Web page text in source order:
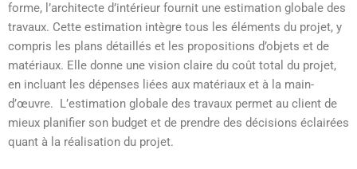
forme, l’architecte d’intérieur fournit une estimation globale des
travaux. Cette estimation intègre tous les éléments du projet, y
compris les plans détaillés et les propositions d’objets et de
matériaux. Elle donne une vision claire du coût total du projet,
en incluant les dépenses liées aux matériaux et à la main-
d’œuvre. L’estimation globale des travaux permet au client de
mieux planifier son budget et de prendre des décisions éclairées
quant à la réalisation du projet.